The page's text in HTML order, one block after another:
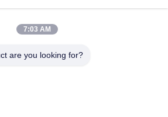
chày Mũ cha Kích thước 56-60CM
chày tùy chỉnh cho người đàn ông
7:03 AM
are you looking for?